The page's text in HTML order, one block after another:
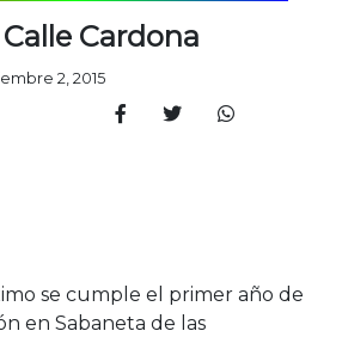
Cardona
2, 2015
se cumple el primer año de
en Sabaneta de las